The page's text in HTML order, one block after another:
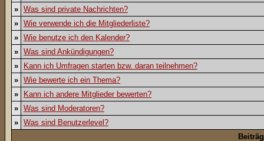
» Was sind private Nachrichten?
» Wie verwende ich die Mitgliederliste?
» Wie benutze ich den Kalender?
» Was sind Ankündigungen?
»
Kann ich Umfragen starten bzw. daran teilnehmen?
» Wie bewerte ich ein Thema?
»
Kann ich andere Mitglieder bewerten?
» Was sind Moderatoren?
» Was sind Benutzerlevel?